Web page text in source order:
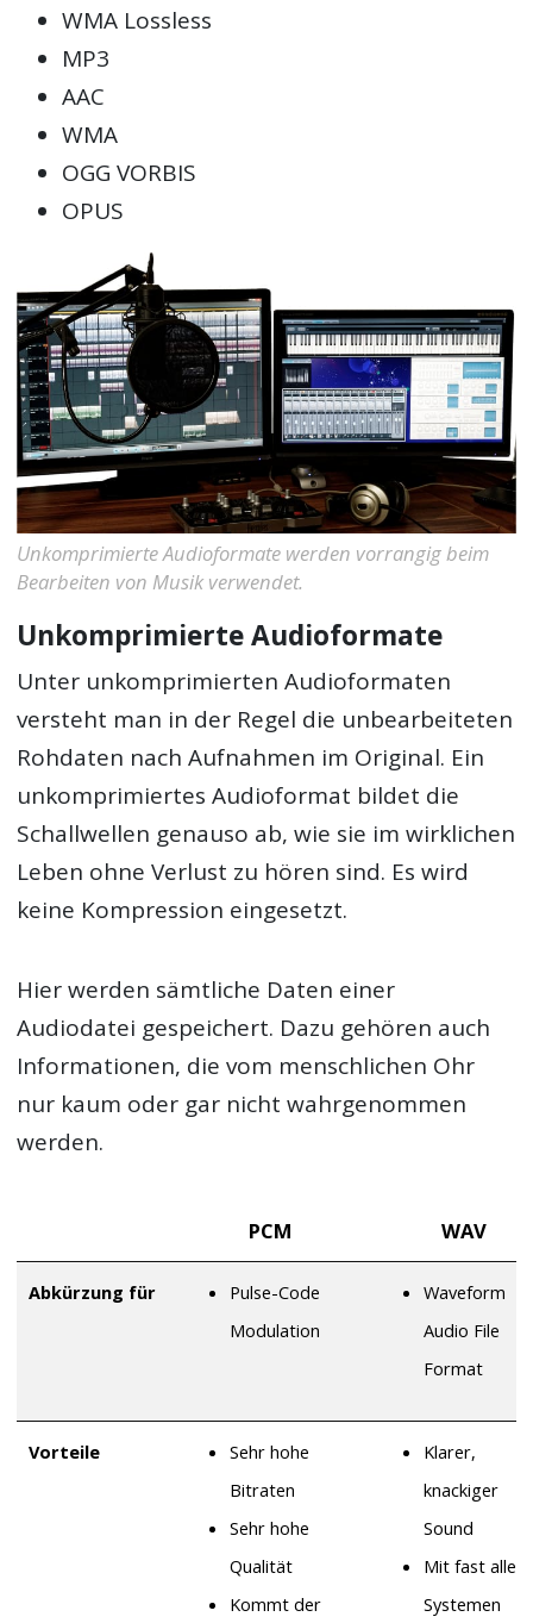
WMA Lossless
MP3
AAC
WMA
OGG VORBIS
OPUS
Unkomprimierte Audioformate werden vorrangig beim
Bearbeiten von Musik verwendet.
Unkomprimierte Audioformate
Unter unkomprimierten Audioformaten
versteht man in der Regel die unbearbeiteten
Rohdaten nach Aufnahmen im Original. Ein
unkomprimiertes Audioformat bildet die
Schallwellen genauso ab, wie sie im wirklichen
Leben ohne Verlust zu hören sind. Es wird
keine Kompression eingesetzt.
Hier werden sämtliche Daten einer
Audiodatei gespeichert. Dazu gehören auch
Informationen, die vom menschlichen Ohr
nur kaum oder gar nicht wahrgenommen
werden.
PCM WAV
Abkürzung für
Pulse-Code
Modulation
Waveform
Audio File
Format
Vorteile
Sehr hohe
Bitraten
Sehr hohe
Qualität
Kommt der
Klarer,
knackiger
Sound
Mit fast allen
Systemen